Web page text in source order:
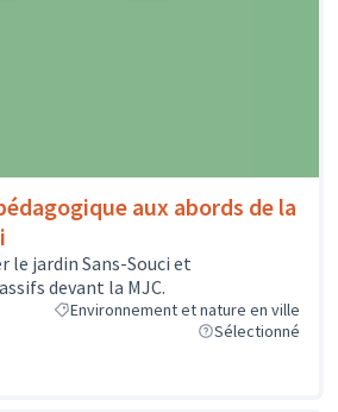
aux abords de la
le jardin Sans-Souci et
devant la MJC.
Environnement et nature en ville
Sélectionné